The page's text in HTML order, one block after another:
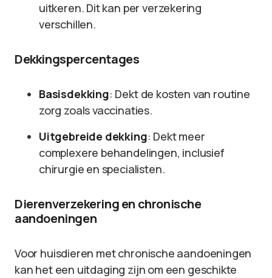
uitkeren. Dit kan per verzekering
verschillen.
Dekkingspercentages
Basisdekking: Dekt de kosten van routine
zorg zoals vaccinaties.
Uitgebreide dekking: Dekt meer
complexere behandelingen, inclusief
chirurgie en specialisten.
Dierenverzekering en chronische
aandoeningen
Voor huisdieren met chronische aandoeningen
kan het een uitdaging zijn om een geschikte